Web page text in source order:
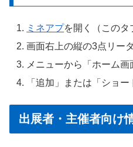
ミネアプを開く（このタ
画面右上の縦の3点リー
メニューから「ホーム
「追加」または「ショ
出展者・主催者向け